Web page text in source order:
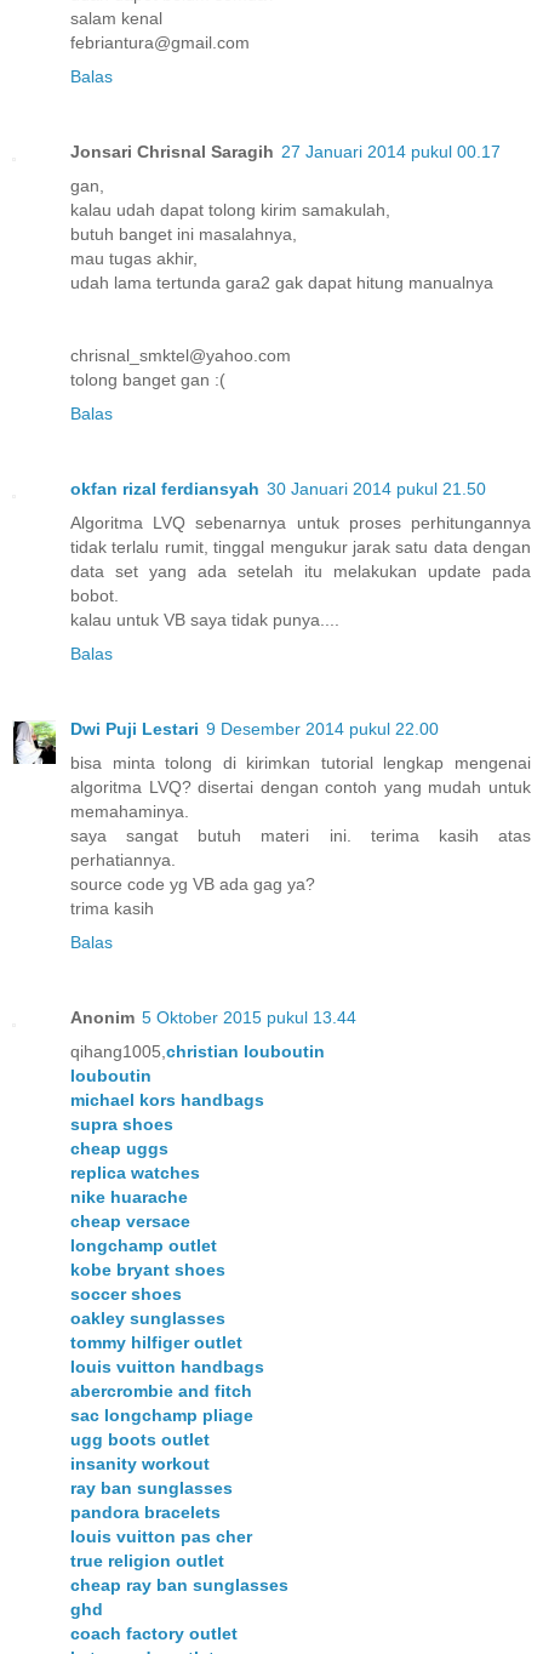
salam kenal
febriantura@gmail.com
Balas
Jonsari Chrisnal Saragih 27 Januari 2014 pukul 00.17
gan,
kalau udah dapat tolong kirim samakulah,
butuh banget ini masalahnya,
mau tugas akhir,
udah lama tertunda gara2 gak dapat hitung manualnya
chrisnal_smktel@yahoo.com
tolong banget gan :(
Balas
okfan rizal ferdiansyah 30 Januari 2014 pukul 21.50
Algoritma LVQ sebenarnya untuk proses perhitungannya
tidak terlalu rumit, tinggal mengukur jarak satu data dengan
data set yang ada setelah itu melakukan update pada
bobot.
kalau untuk VB saya tidak punya....
Balas
Dwi Puji Lestari 9 Desember 2014 pukul 22.00
bisa minta tolong di kirimkan tutorial lengkap mengenai
algoritma LVQ? disertai dengan contoh yang mudah untuk
memahaminya.
saya sangat butuh materi ini. terima kasih atas
perhatiannya.
source code yg VB ada gag ya?
trima kasih
Balas
Anonim 5 Oktober 2015 pukul 13.44
qihang1005, christian louboutin
louboutin
michael kors handbags
supra shoes
cheap uggs
replica watches
nike huarache
cheap versace
longchamp outlet
kobe bryant shoes
soccer shoes
oakley sunglasses
tommy hilfiger outlet
louis vuitton handbags
abercrombie and fitch
sac longchamp pliage
ugg boots outlet
insanity workout
ray ban sunglasses
pandora bracelets
louis vuitton pas cher
true religion outlet
cheap ray ban sunglasses
ghd
coach factory outlet